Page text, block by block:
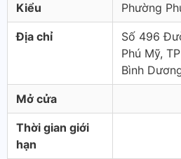
Kiểu Phường
Địa chỉ
Số 496
Phú Mỹ,
Bình
Mở cửa
Thời gian giới
hạn